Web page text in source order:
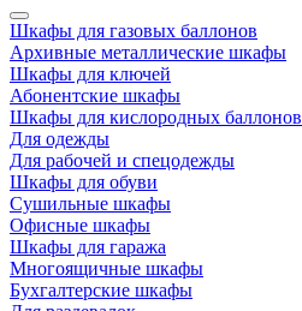
Шкафы для газовых баллонов
Архивные металлические шкафы
Шкафы для ключей
Абонентские шкафы
Шкафы для кислородных баллонов
Для одежды
Для рабочей и спецодежды
Шкафы для обуви
Сушильные шкафы
Офисные шкафы
Шкафы для гаража
Многоящичные шкафы
Бухгалтерские шкафы